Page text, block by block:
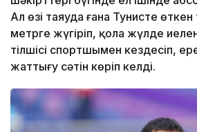
Ал өзі таяуда ғана Тунисте
метрге жүгіріп, қола жүлде
тілшісі спортшымен кездесіп,
жаттығу сәтін көріп келді.